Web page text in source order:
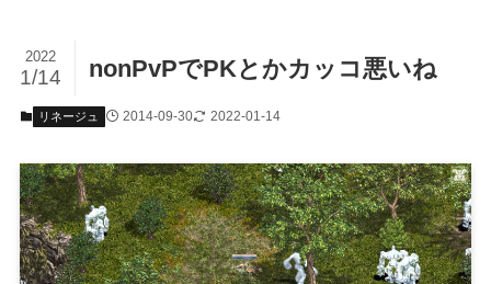
nonPvPでPKとかカッコ悪いね
2022
1/14
リネージュ 2014-09-30 2022-01-14